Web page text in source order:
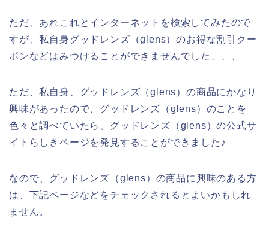
ただ、あれこれとインターネットを検索してみたので
すが、私自身グッドレンズ（glens）のお得な割引クー
ポンなどはみつけることができませんでした、、、
ただ、私自身、グッドレンズ（glens）の商品にかなり
興味があったので、グッドレンズ（glens）のことを
色々と調べていたら、グッドレンズ（glens）の公式サ
イトらしきページを発見することができました♪
なので、グッドレンズ（glens）の商品に興味のある方
は、下記ページなどをチェックされるとよいかもしれ
ません。